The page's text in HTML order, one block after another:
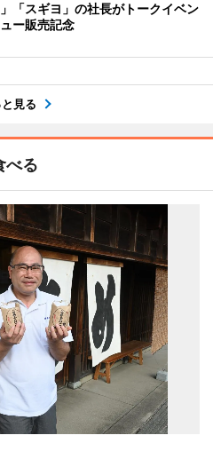
」「スギヨ」の社長がトークイベン
ー販売記念
見る
べる